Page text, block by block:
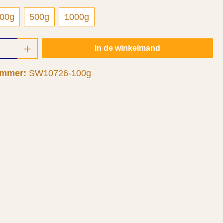
500g 1000g
Voer de gewenste
In de winkelmand
SW10726-100g